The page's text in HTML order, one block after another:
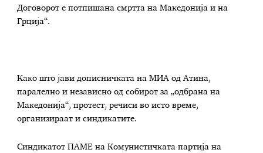
Договорот е потпишана смртта на Македонија и на
Грција“.
Како што јави дописничката на МИА од Атина,
паралелно и независно од собирот за „одбрана на
Македонија“, протест, речиси во исто време,
организираат и синдикатите.
Синдикатот ПАМЕ на Комунистичката партија на